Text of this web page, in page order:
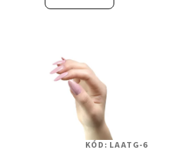
KÓD: LAATG-6